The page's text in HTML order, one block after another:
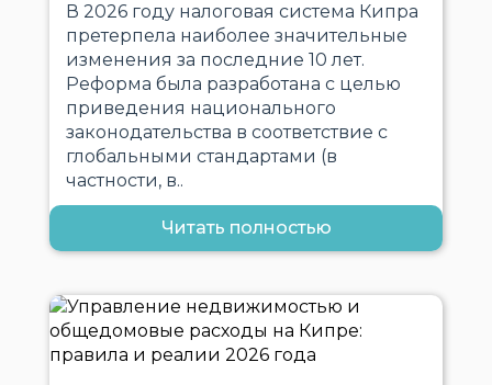
В 2026 году налоговая система Кипра
претерпела наиболее значительные
изменения за последние 10 лет.
Реформа была разработана с целью
приведения национального
законодательства в соответствие с
глобальными стандартами (в
частности, в..
Читать полностью